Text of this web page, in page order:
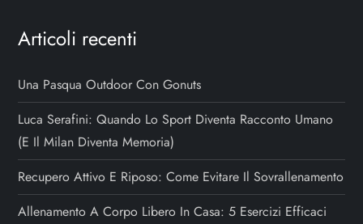
o
l
i
Articoli recenti
Una Pasqua Outdoor Con Gonuts
Luca Serafini: Quando Lo Sport Diventa Racconto Umano
(e Il Milan Diventa Memoria)
Recupero Attivo E Riposo: Come Evitare Il Sovrallenamento
Allenamento A Corpo Libero In Casa: 5 Esercizi Efficaci